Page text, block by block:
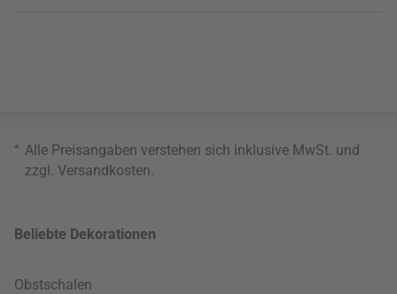
* Alle Preisangaben verstehen sich inklusive MwSt. und
zzgl. Versandkosten
Beliebte Dekorationen
Obstschalen